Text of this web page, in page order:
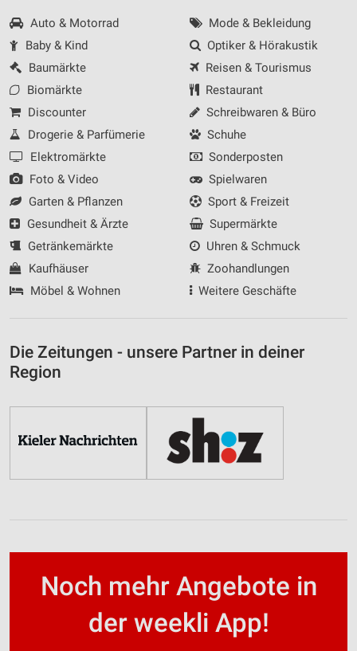
Auto & Motorrad
Baby & Kind
Baumärkte
Biomärkte
Discounter
Drogerie & Parfümerie
Elektromärkte
Foto & Video
Garten & Pflanzen
Gesundheit & Ärzte
Getränkemärkte
Kaufhäuser
Möbel & Wohnen
Mode & Bekleidung
Optiker & Hörakustik
Reisen & Tourismus
Restaurant
Schreibwaren & Büro
Schuhe
Sonderposten
Spielwaren
Sport & Freizeit
Supermärkte
Uhren & Schmuck
Zoohandlungen
Weitere Geschäfte
Die Zeitungen - unsere Partner in deiner
Region
Noch mehr Angebote in
der weekli App!